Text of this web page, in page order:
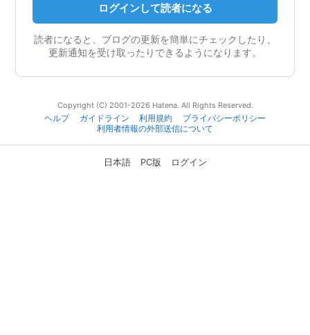
ログインして読者になる
読者になると、ブログの更新を簡単にチェックしたり、
更新通知を受け取ったりできるようになります。
Copyright (C) 2001-2026 Hatena. All Rights Reserved.
ヘルプ
ガイドライン 利用規約
プライバシーポリシー
利用者情報の外部送信について
日本語 PC版 ログイン